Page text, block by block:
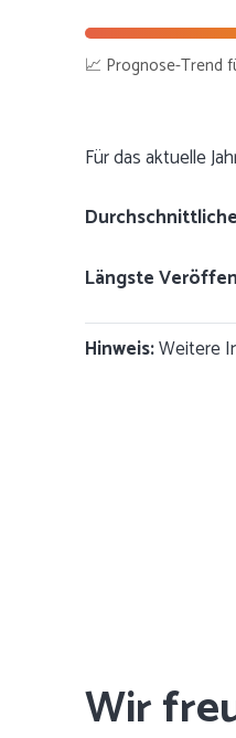
📈 Prognose-Trend
Für das aktuelle
Längste
Hinweis:Weitere